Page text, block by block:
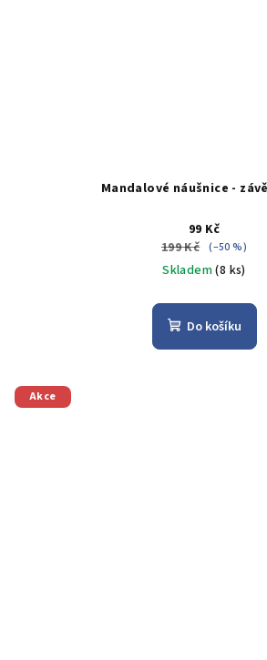
Mandalové náušnice -
99 Kč
199 Kč (–50 %)
Skladem(8 ks)
Do košíku
Akce